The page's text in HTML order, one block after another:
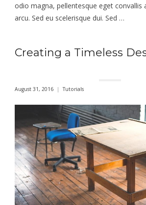
odio magna, pellentesque eget convallis
arcu. Sed eu scelerisque dui. Sed …
Creating a Timeless
August 31, 2016 Tutorials